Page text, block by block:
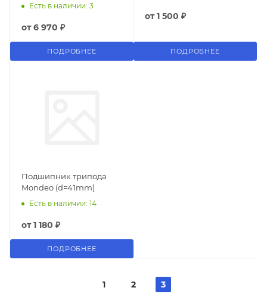
Есть в наличии: 3
от6 970 ₽
ПОДРОБНЕЕ
от1 500 ₽
ПОДРОБНЕЕ
Подшипник трипода
Mondeo (d=41mm)
Есть в наличии: 14
от1 180 ₽
ПОДРОБНЕЕ
1 2 3